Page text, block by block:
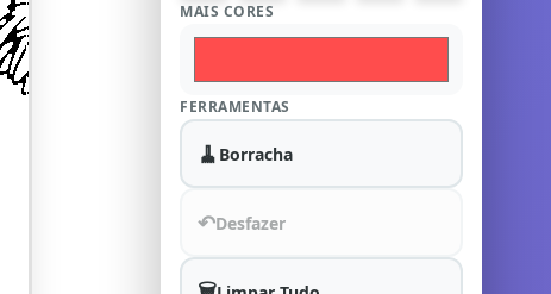
MAIS CORES
FERRAMENTAS
🧹 Borracha
↶Desfazer